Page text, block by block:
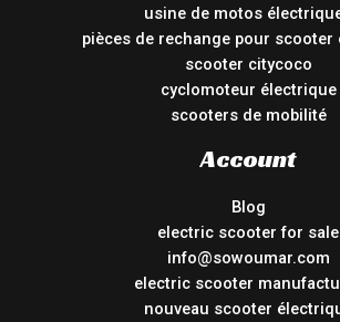
usine de motos
pièces de rechange pour scooter
scooter citycoco
cyclomoteur électrique
scooters de mobilité
Account
Blog
electric scooter for sale
info@sowoumar.com
electric scooter
nouveau scooter